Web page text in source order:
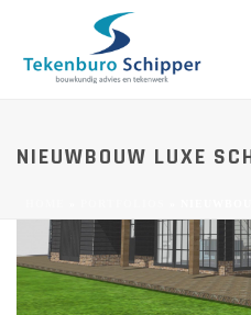
NIEUWBOUW LUXE